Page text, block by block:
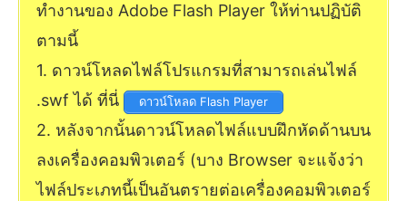
ทำงานของ Adobe Flash Player ให้ท่านปฏิบัติ
ตามนี้
1. ดาวน์โหลดไฟล์โปรแกรมที่สามารถเล่นไฟล์
.swf ได้ ที่นี่
ดาวน์โหลด Flash Player
2. หลังจากนั้นดาวน์โหลดไฟล์แบบฝึกหัดด้านบน
ลงเครื่องคอมพิวเตอร์ (บาง Browser จะแจ้งว่า
ไฟล์ประเภทนี้เป็นอันตรายต่อเครื่องคอมพิวเตอร์